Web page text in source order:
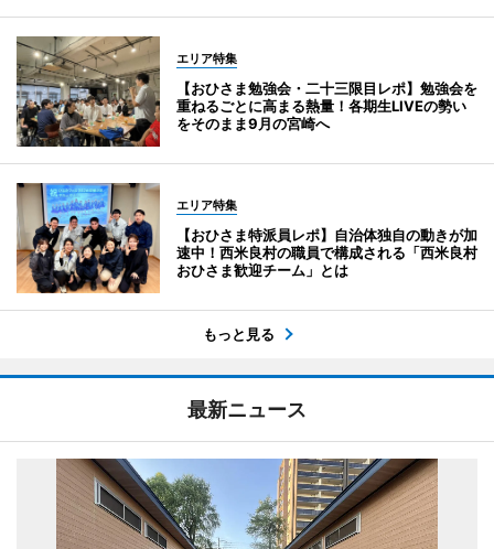
エリア特集
【おひさま勉強会・二十三限目レポ】勉強会を
重ねるごとに高まる熱量！各期生LIVEの勢い
をそのまま9月の宮崎へ
エリア特集
【おひさま特派員レポ】自治体独自の動きが加
速中！西米良村の職員で構成される「西米良村
おひさま歓迎チーム」とは
もっと見る
最新ニュース